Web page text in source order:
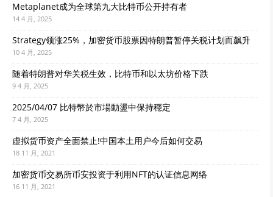
Metaplanet成为全球第九大比特币公开持有者
14 4 月, 2025
Strategy领涨25%，加密货币股票因特朗普暂停关税计划而飙升
10 4 月, 2025
随着特朗普对华关税生效，比特币和以太坊价格下跌
9 4 月, 2025
2025/04/07 比特幣於市場動盪中保持穩定
7 4 月, 2025
虚拟货币资产全面禁止!中国本土用户今后如何交易
18 11 月, 2021
加密货币交易所币安投资于利用NFT的认证信息网络
16 11 月, 2021